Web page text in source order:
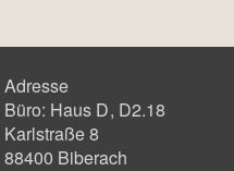
Adresse
Büro: Haus D D2.18
Karlstraße 8
88400 Biberach